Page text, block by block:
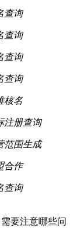
查询
查询
查询
查询
核名
注册查询
范围生成
合作
查询
要注意哪些问